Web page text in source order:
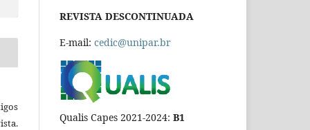
REVISTA DESCONTINUADA
E-mail: cedic@unipar.br
Qualis Capes 2021-2024: B1